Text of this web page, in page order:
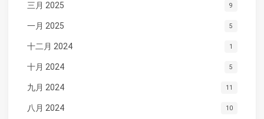
三月 2025 9
一月 2025 5
十二月 2024 1
十月 2024 5
九月 2024 11
八月 2024 10